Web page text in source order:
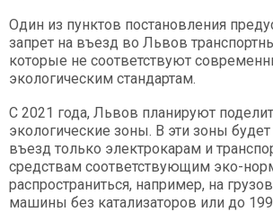
Один из пунктов постановления
запрет на въезд во Львов
которые не соответствуют
экологическим стандартам.
С 2021 года, Львов планируют
экологические зоны. В эти зоны
въезд только электрокарам и
средствам соответствующим эко-
распространиться, например, на
машины без катализаторов или до